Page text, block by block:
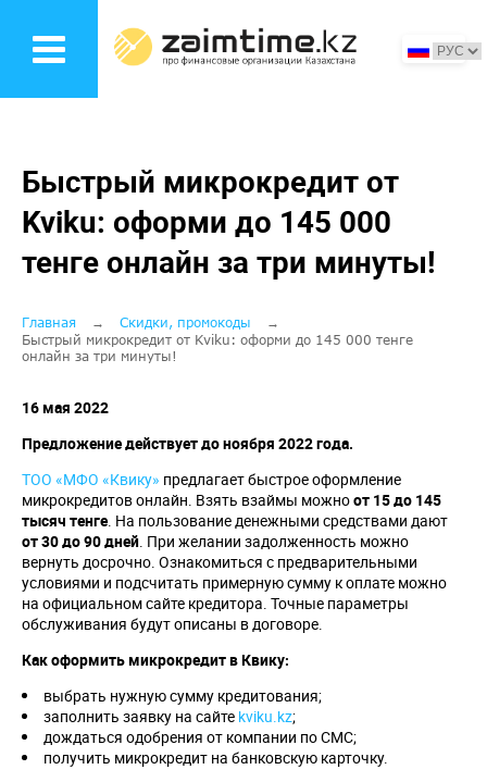
основному
Быстрый микрокредит от
Kviku: оформи до 145 000
тенге онлайн за три минуты!
Строка
навигации
Главная
Скидки, промокоды
Быстрый микрокредит от Kviku: оформи до 145 000 тенге
онлайн за три минуты!
16 мая 2022
Предложение действует до ноября 2022 года.
ТОО «МФО «Квику» предлагает быстрое оформление
микрокредитов онлайн. Взять взаймы можноот 15 до 145
тысяч тенге. На пользование денежными средствами дают
от 30 до 90 дней. При желании задолженность можно
вернуть досрочно. Ознакомиться с предварительными
условиями и подсчитать примерную сумму к оплате можно
на официальном сайте кредитора. Точные параметры
обслуживания будут описаны в договоре.
Как оформить микрокредит в Квику:
выбрать нужную сумму кредитования;
заполнить заявку на сайте kviku.kz;
дождаться одобрения от компании по СМС;
получить микрокредит на банковскую карточку.